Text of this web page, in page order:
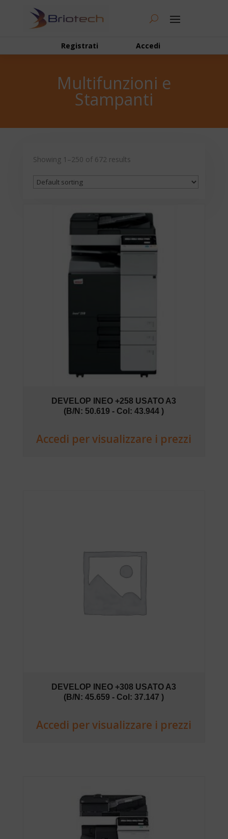
Registrati Accedi
Multifunzioni e
Stampanti
Showing 1–250 of 672 results
DEVELOP INEO +258 USATO A3
(B/N: 50.619 - Col: 43.944 )
Accedi per visualizzare i prezzi
DEVELOP INEO +308 USATO A3
(B/N: 45.659 - Col: 37.147 )
Accedi per visualizzare i prezzi